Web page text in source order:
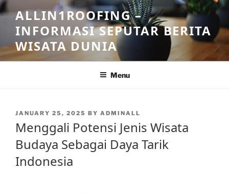
Skip
to
content
ALLIN1ROOFING –
INFORMASI SEPUTAR BERITA
WISATA DUNIA
Menu
POSTED
JANUARY 25, 2025 BY ADMINALL
Menggali Potensi Jenis Wisata
Budaya Sebagai Daya Tarik
Indonesia